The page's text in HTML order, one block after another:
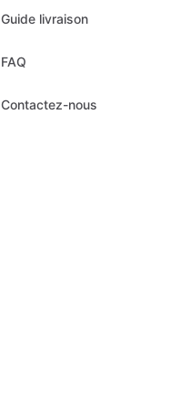
Guide livraison
FAQ
Contactez-nous